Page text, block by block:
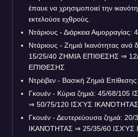
έπαυε να χρησιμοποιεί την
εκτελούσε εχθρούς.
Ντάριους - Διάρκεια Αιμορραγίας:
Ντάριους - Ζημιά Ικανότητας ανά
15/25/40 ΖΗΜΙΆ ΕΠΊΘΕΣΗΣ ⇒
ΕΠΊΘΕΣΗΣ
Ντρέιβεν - Βασική Ζημιά
Γκουέν - Κύρια ζημιά: 45/68/
⇒ 50/75/120 ΙΣΧΎΣ ΙΚΑΝΌΤΗΤΑΣ
Γκουέν - Δευτερεύουσα ζημιά:
ΙΚΑΝΌΤΗΤΑΣ ⇒ 25/35/60 ΙΣΧΎΣ